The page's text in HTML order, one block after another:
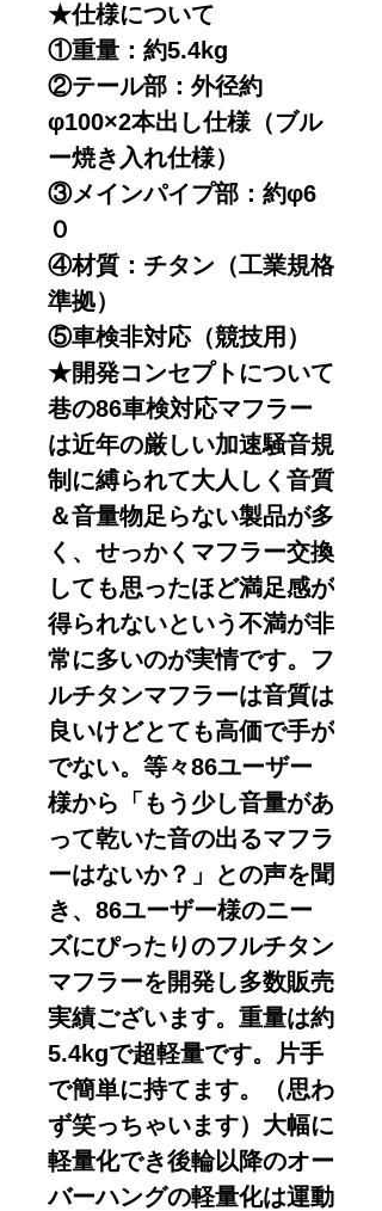
★仕様について
①重量：約5.4kg
②テール部：外径約
φ100×2本出し仕様（ブル
ー焼き入れ仕様）
③メインパイプ部：約φ6
０
④材質：チタン（工業規格
準拠）
⑤車検非対応（競技用）
★開発コンセプトについて
巷の86車検対応マフラー
は近年の厳しい加速騒音規
制に縛られて大人しく音質
＆音量物足らない製品が多
く、せっかくマフラー交換
しても思ったほど満足感が
得られないという不満が非
常に多いのが実情です。フ
ルチタンマフラーは音質は
良いけどとても高価で手が
でない。等々86ユーザー
様から「もう少し音量があ
って乾いた音の出るマフラ
ーはないか？」との声を聞
き、86ユーザー様のニー
ズにぴったりのフルチタン
マフラーを開発し多数販売
実績ございます。重量は約
5.4kgで超軽量です。片手
で簡単に持てます。（思わ
ず笑っちゃいます）大幅に
軽量化でき後輪以降のオー
バーハングの軽量化は運動